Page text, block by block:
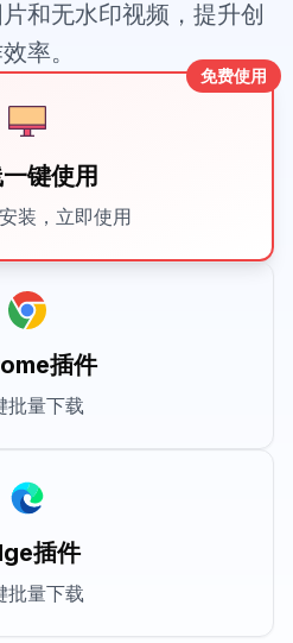
和无水印视频，提升创
率。
免费使用
键使用
装，立即使用
插件
批量下载
插件
批量下载